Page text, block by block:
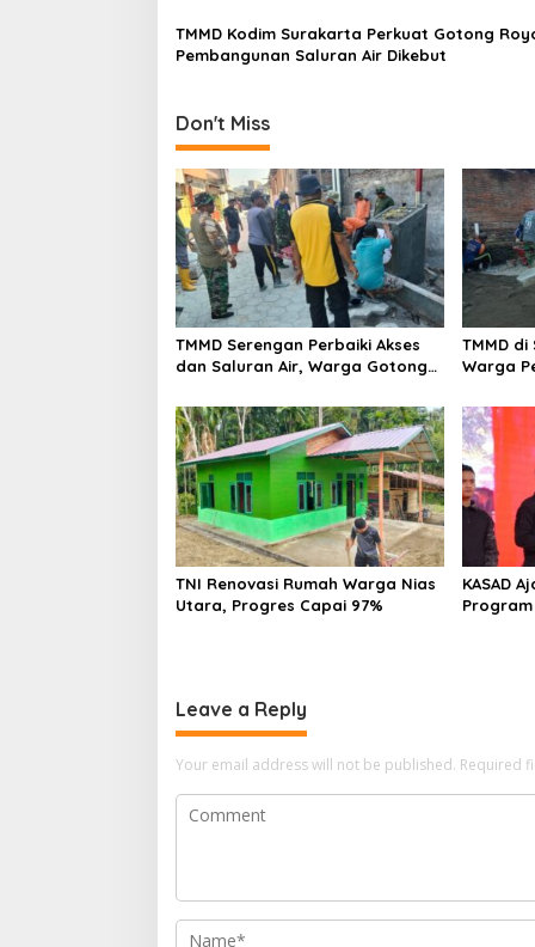
o
TMMD Kodim Surakarta Perkuat Gotong
Pembangunan Saluran Air Dikebut
Don't Miss
TMMD Serengan Perbaiki Akses
dan Saluran Air, Warga Gotong
TMMD
Warga
TNI Renovasi Rumah Warga Nias
Utara, Progres Capai 97%
KASAD
Leave a Reply
Your email address will not be published. Required